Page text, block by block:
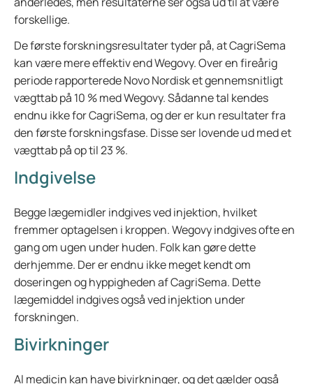
forskellige.
De første forskningsresultater tyder på, at CagriSema
kan være mere effektiv end Wegovy. Over en fireårig
periode rapporterede Novo Nordisk et gennemsnitligt
vægttab på 10 % med Wegovy. Sådanne tal kendes
endnu ikke for CagriSema, og der er kun resultater fra
den første forskningsfase. Disse ser lovende ud med et
vægttab på op til 23 %.
Indgivelse
Begge lægemidler indgives ved injektion, hvilket
fremmer optagelsen i kroppen. Wegovy indgives ofte en
gang om ugen under huden. Folk kan gøre dette
derhjemme. Der er endnu ikke meget kendt om
doseringen og hyppigheden af CagriSema. Dette
lægemiddel indgives også ved injektion under
forskningen.
Bivirkninger
Al medicin kan have bivirkninger, og det gælder også